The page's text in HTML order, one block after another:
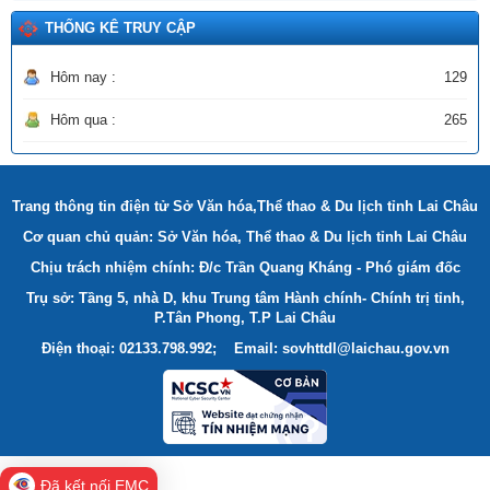
THỐNG KÊ TRUY CẬP
Hôm nay : 129
Hôm qua : 265
Trang thông tin điện tử Sở Văn hóa,Thể thao & Du lịch tỉnh Lai Châu
Cơ quan chủ quản: Sở Văn hóa, Thể thao & Du lịch tỉnh Lai Châu
Chịu trách nhiệm chính: Đ/c Trần Quang Kháng - Phó giám đốc
Trụ sở: Tầng 5, nhà D, khu Trung tâm Hành chính- Chính trị tỉnh,
P.Tân Phong, T.P Lai Châu
Điện thoại: 02133.798.992; Email: sovhttdl@laichau.gov.vn
Đã kết nối EMC